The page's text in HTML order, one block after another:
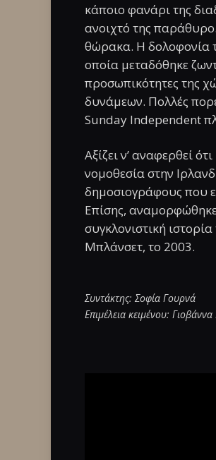
κάποιο φανάρι της
ανοιχτό της
θώρακα. Η δολοφονία
οποία μεταδόθηκε
προσωπικότητες της
δυνάμεων. Πολλές
Sunday Independent
Αξίζει ν’ αναφερθεί
νομοθεσία στην
δημοσιογράφους που
Επίσης, αναμορφώθηκε
συγκλονιστική
Μπλάνσετ, το 2003.
Συντάκτης: Σοφία Γουρνά
Επιμέλεια κειμένου: